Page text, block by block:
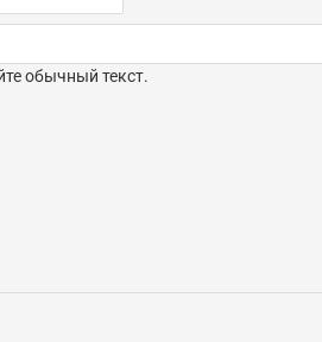
обычный текст.